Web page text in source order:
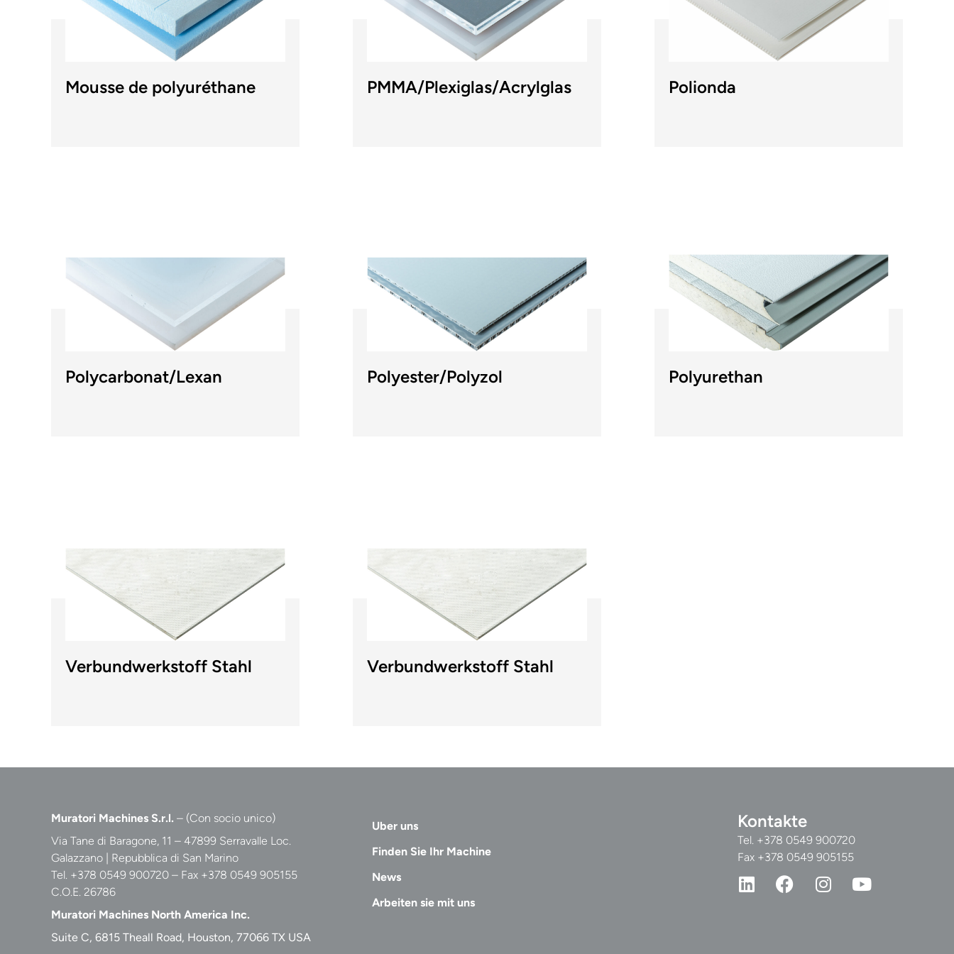
Mousse de polyuréthane PMMA/Plexiglas/Acrylglas Polionda
Polycarbonat/Lexan Polyester/Polyzol Polyurethan
Verbundwerkstoff Stahl Verbundwerkstoff Stahl
Muratori Machines S.r.l. – (Con socio unico)
Via Tane di Baragone, 11 – 47899 Serravalle Loc.
Galazzano | Repubblica di San Marino
Tel. +378 0549 900720 – Fax +378 0549 905155
C.O.E. 26786
Muratori Machines North America Inc.
Suite C, 6815 Theall Road, Houston, 77066 TX USA
Uber uns
Finden Sie Ihr Machine
News
Arbeiten sie mit uns
Kontakte
Tel. +378 0549 900720
Fax +378 0549 905155